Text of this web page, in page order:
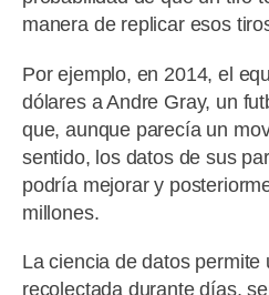
manera de replicar esos
Por ejemplo, en 2014, el
dólares a Andre Gray, un
que, aunque parecía un
sentido, los datos de sus
podría mejorar y
millones.
La ciencia de datos permite
recolectada durante días,